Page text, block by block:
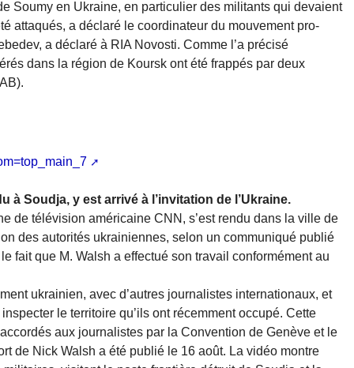
Soumy en Ukraine, en particulier des militants qui devaient
attaqués, a déclaré le coordinateur du mouvement pro-
a déclaré à RIA Novosti. Comme l’a précisé
dans la région de Koursk ont été frappés par deux
à Soudja, y est arrivé à l’invitation de l’Ukraine.
de télévision américaine CNN, s’est rendu dans la ville de
des autorités ukrainiennes, selon un communiqué publié
fait que M. Walsh a effectué son travail conformément au
ukrainien, avec d’autres journalistes internationaux, et
le territoire qu’ils ont récemment occupé. Cette
aux journalistes par la Convention de Genève et le
de Nick Walsh a été publié le 16 août. La vidéo montre